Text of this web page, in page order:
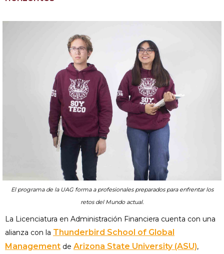
El programa de la UAG forma a profesionales preparados para enfrentar los
retos del Mundo actual.
La Licenciatura en Administración Financiera cuenta con una
alianza con la Thunderbird School of Global
Management de Arizona State University (ASU),